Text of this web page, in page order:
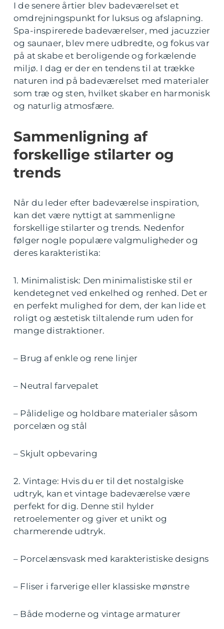
I de senere årtier blev badeværelset et
omdrejningspunkt for luksus og afslapning.
Spa-inspirerede badeværelser, med jacuzzier
og saunaer, blev mere udbredte, og fokus var
på at skabe et beroligende og forkælende
miljø. I dag er der en tendens til at trække
naturen ind på badeværelset med materialer
som træ og sten, hvilket skaber en harmonisk
og naturlig atmosfære.
Sammenligning af
forskellige stilarter og
trends
Når du leder efter badeværelse inspiration,
kan det være nyttigt at sammenligne
forskellige stilarter og trends. Nedenfor
følger nogle populære valgmuligheder og
deres karakteristika:
1. Minimalistisk: Den minimalistiske stil er
kendetegnet ved enkelhed og renhed. Det er
en perfekt mulighed for dem, der kan lide et
roligt og æstetisk tiltalende rum uden for
mange distraktioner.
– Brug af enkle og rene linjer
– Neutral farvepalet
– Pålidelige og holdbare materialer såsom
porcelæn og stål
– Skjult opbevaring
2. Vintage: Hvis du er til det nostalgiske
udtryk, kan et vintage badeværelse være
perfekt for dig. Denne stil hylder
retroelementer og giver et unikt og
charmerende udtryk.
– Porcelænsvask med karakteristiske designs
– Fliser i farverige eller klassiske mønstre
– Både moderne og vintage armaturer